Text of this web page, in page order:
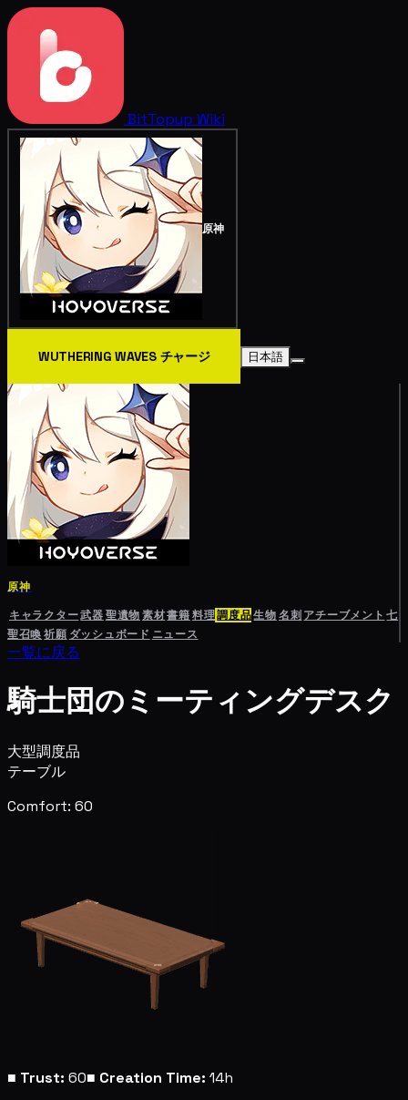
BitTopup Wiki
原神
WUTHERING WAVES チャージ 日本語
原神
キャラクター武器聖遺物素材書籍料理調度品生物名刺 アチーブメント 七
聖召喚祈願 ダッシュボード ニュース
一覧に戻る
騎士団のミーティングデスク
大型調度品
テーブル
Comfort: 60
■ Trust: 60■ Creation Time: 14h